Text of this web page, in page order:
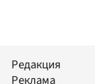
Редакция
Реклама